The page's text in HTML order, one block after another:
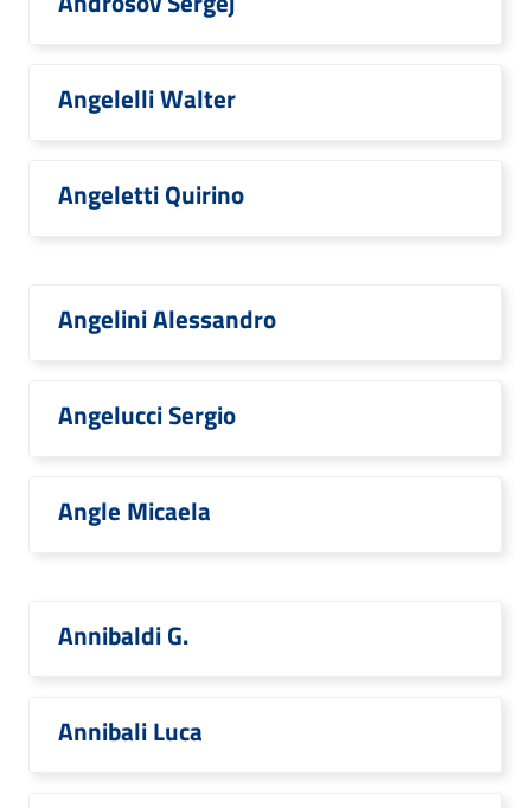
Angelelli Walter
Angeletti Quirino
Angelini Alessandro
Angelucci Sergio
Angle Micaela
Annibaldi G.
Annibali Luca